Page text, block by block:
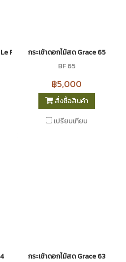
Floristeกระเช้าดอกไม้สด Grace 65
BF 65
฿5,000
สั่งซื้อสินค้า
เปรียบเทียบ
กระเช้าดอกไม้สด Grace 63